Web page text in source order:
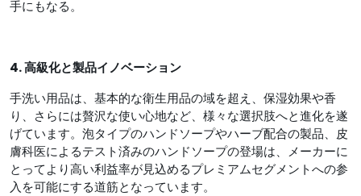
手にもなる。
4. 高級化と製品イノベーション
手洗い用品は、基本的な衛生用品の域を超え、保湿効果や香
り、さらには贅沢な使い心地など、様々な選択肢へと進化を遂
げています。泡タイプのハンドソープやハーブ配合の製品、皮
膚科医によるテスト済みのハンドソープの登場は、メーカーに
とってより高い利益率が見込めるプレミアムセグメントへの参
入を可能にする道筋となっています。